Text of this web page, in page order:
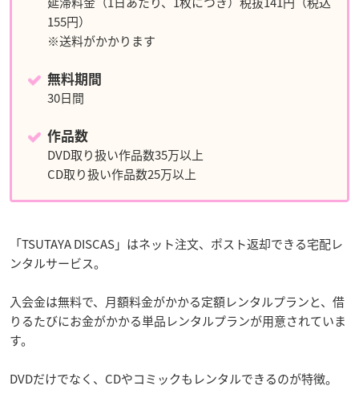
155円）
※送料がかかります
無料期間
30日間
作品数
DVD取り扱い作品数35万以上
CD取り扱い作品数25万以上
「TSUTAYA DISCAS」はネット注文、ポスト返却できる宅配レ
ンタルサービス。
入会金は無料で、月額料金がかかる定額レンタルプランと、借
りるたびにお金がかかる単品レンタルプランが用意されていま
す。
DVDだけでなく、CDやコミックもレンタルできるのが特徴。